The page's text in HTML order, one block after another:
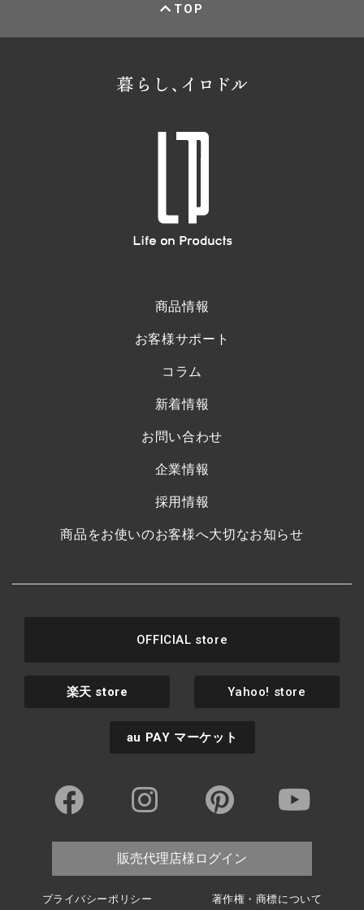
TOP
商品情報
お客様サポート
コラム
新着情報
お問い合わせ
企業情報
採用情報
商品をお使いのお客様へ大切なお知らせ
OFFICIAL store
楽天 store Yahoo! store
au PAY マーケット
販売代理店様ログイン
プライバシーポリシー 著作権・商標について